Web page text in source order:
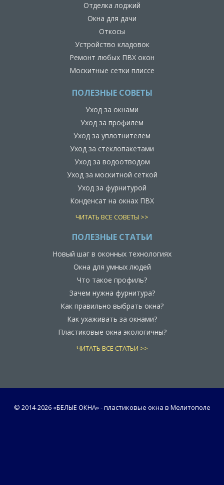
Отделка лоджий
Окна для дачи
Откосы
Устройство кладовок
Ремонт любых ПВХ окон
Москитные сетки плиссе
ПОЛЕЗНЫЕ СОВЕТЫ
Уход за окнами
Уход за профилем
Уход за уплотнителем
Уход за стеклопакетами
Уход за водоотводом
Уход за москитной сеткой
Уход за фурнитурой
Конденсат на окнах ПВХ
ЧИТАТЬ ВСЕ СОВЕТЫ >>
ПОЛЕЗНЫЕ СТАТЬИ
Новый шаг в оконных технологиях
Окна для умных людей
Что такое профиль?
Зачем нужна фурнитура?
Как правильно выбрать окна?
Как ухаживать за окнами?
Пластиковые окна экологичны?
ЧИТАТЬ ВСЕ СТАТЬИ >>
© 2014-2026 «БЕЛЫЕ ОКНА» - пластиковые окна в Мелитополе